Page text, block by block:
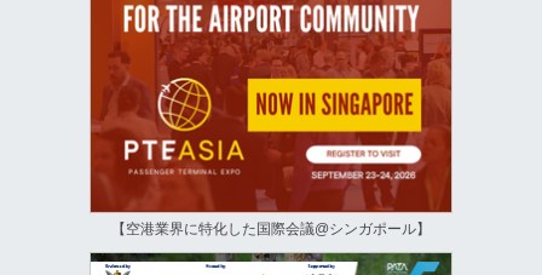
【空港業界に特化した国際会議@シンガポール】